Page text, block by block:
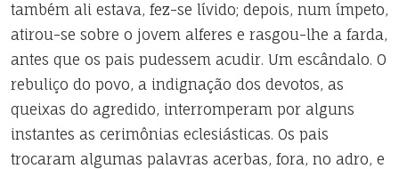
também ali estava, fez-se lívido; depois, num ímpeto,
atirou-se sobre o jovem alferes e rasgou-lhe a farda,
antes que os pais pudessem acudir. Um escândalo. O
rebuliço do povo, a indignação dos devotos, as
queixas do agredido, interromperam por alguns
instantes as cerimônias eclesiásticas. Os pais
trocaram algumas palavras acerbas, fora, no adro, e